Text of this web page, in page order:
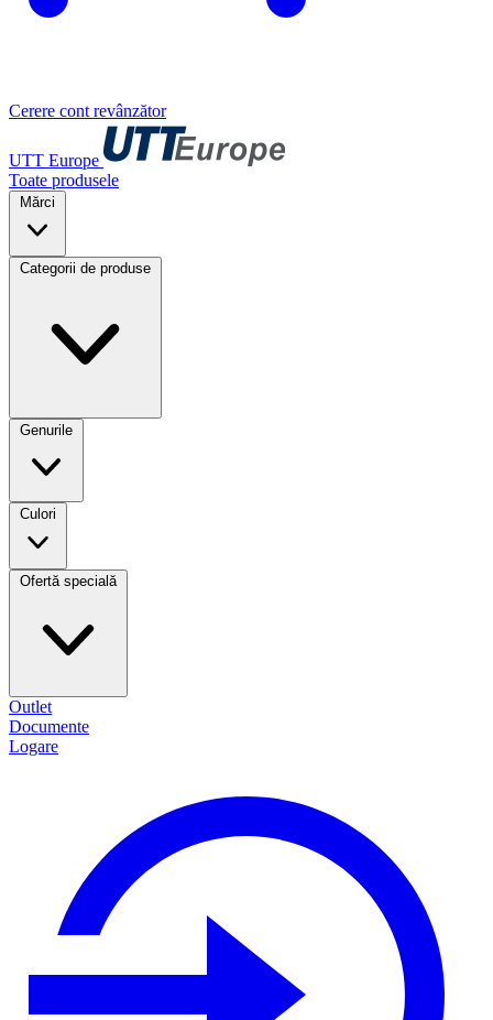
Cerere cont revânzător
UTT Europe
Toate produsele
Mărci
Categorii de produse
Genurile
Culori
Ofertă specială
Outlet
Documente
Logare